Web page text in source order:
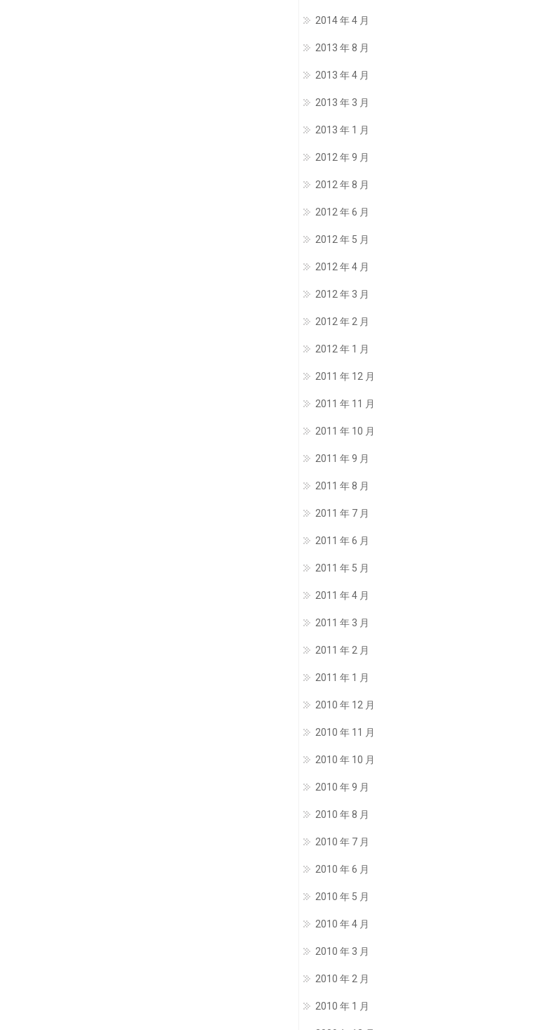
2014 年 4 月
2013 年 8 月
2013 年 4 月
2013 年 3 月
2013 年 1 月
2012 年 9 月
2012 年 8 月
2012 年 6 月
2012 年 5 月
2012 年 4 月
2012 年 3 月
2012 年 2 月
2012 年 1 月
2011 年 12 月
2011 年 11 月
2011 年 10 月
2011 年 9 月
2011 年 8 月
2011 年 7 月
2011 年 6 月
2011 年 5 月
2011 年 4 月
2011 年 3 月
2011 年 2 月
2011 年 1 月
2010 年 12 月
2010 年 11 月
2010 年 10 月
2010 年 9 月
2010 年 8 月
2010 年 7 月
2010 年 6 月
2010 年 5 月
2010 年 4 月
2010 年 3 月
2010 年 2 月
2010 年 1 月